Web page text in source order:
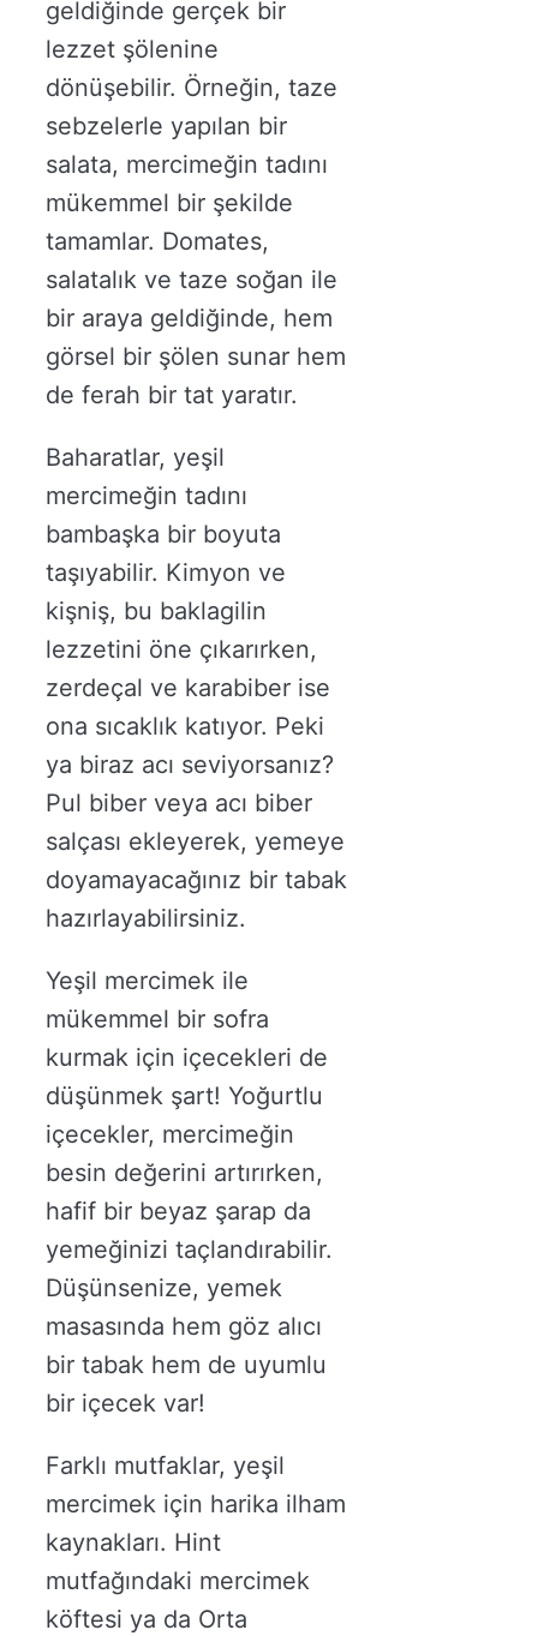
geldiğinde gerçek bir
lezzet şölenine
dönüşebilir. Örneğin, taze
sebzelerle yapılan bir
salata, mercimeğin tadını
mükemmel bir şekilde
tamamlar. Domates,
salatalık ve taze soğan ile
bir araya geldiğinde, hem
görsel bir şölen sunar hem
de ferah bir tat yaratır.
Baharatlar, yeşil
mercimeğin tadını
bambaşka bir boyuta
taşıyabilir. Kimyon ve
kişniş, bu baklagilin
lezzetini öne çıkarırken,
zerdeçal ve karabiber ise
ona sıcaklık katıyor. Peki
ya biraz acı seviyorsanız?
Pul biber veya acı biber
salçası ekleyerek, yemeye
doyamayacağınız bir tabak
hazırlayabilirsiniz.
Yeşil mercimek ile
mükemmel bir sofra
kurmak için içecekleri de
düşünmek şart! Yoğurtlu
içecekler, mercimeğin
besin değerini artırırken,
hafif bir beyaz şarap da
yemeğinizi taçlandırabilir.
Düşünsenize, yemek
masasında hem göz alıcı
bir tabak hem de uyumlu
bir içecek var!
Farklı mutfaklar, yeşil
mercimek için harika ilham
kaynakları. Hint
mutfağındaki mercimek
köftesi ya da Orta